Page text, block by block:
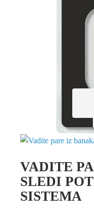
VADITE
SLEDI
SISTEMA